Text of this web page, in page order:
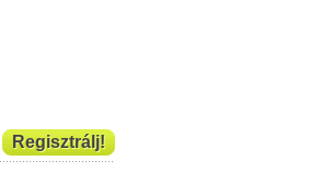
Regisztrálj!